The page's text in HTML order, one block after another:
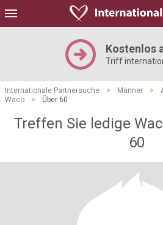
Kostenlos
Triff
Internationale Partnersuche > Männer >
Waco
> Über 60
Treffen Sie ledige
60